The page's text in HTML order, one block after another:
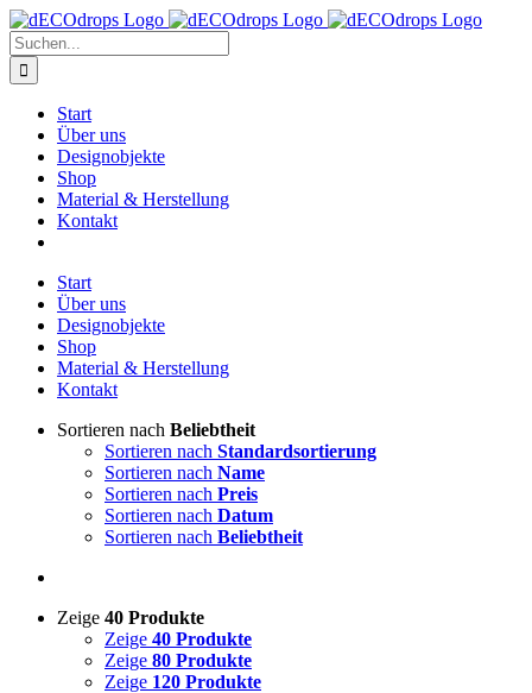
Zum
Inhalt
springen
Suche
nach:
Start
Über uns
Designobjekte
Shop
Material & Herstellung
Kontakt
Start
Über uns
Designobjekte
Shop
Material & Herstellung
Kontakt
Sortieren nach Beliebtheit
Sortieren nach Standardsortierung
Sortieren nach Name
Sortieren nach Preis
Sortieren nach Datum
Sortieren nach Beliebtheit
Zeige 40 Produkte
Zeige 40 Produkte
Zeige 80 Produkte
Zeige 120 Produkte